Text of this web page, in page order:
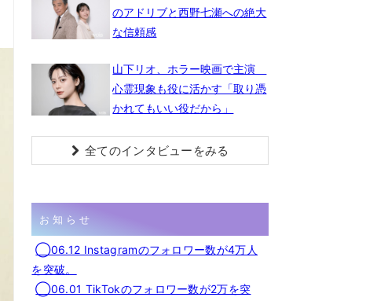
のアドリブと西野七瀬への絶大
な信頼感
山下リオ、ホラー映画で主演
心霊現象も役に活かす「取り憑
かれてもいい役だから」
全てのインタビューをみる
お知らせ
◯06.12 Instagramのフォロワー数が4万人
を突破。
◯06.01 TikTokのフォロワー数が2万を突